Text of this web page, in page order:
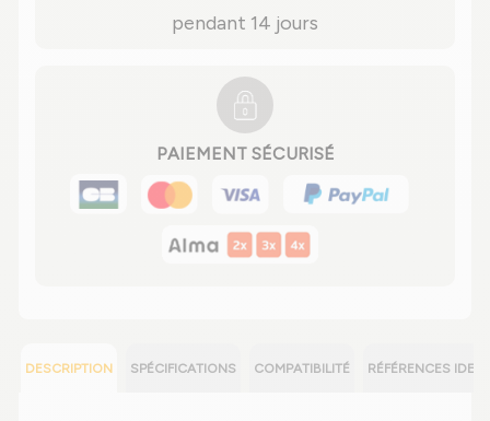
pendant 14 jours
PAIEMENT SÉCURISÉ
DESCRIPTION SPÉCIFICATIONS COMPATIBILITÉ RÉFÉRENCES